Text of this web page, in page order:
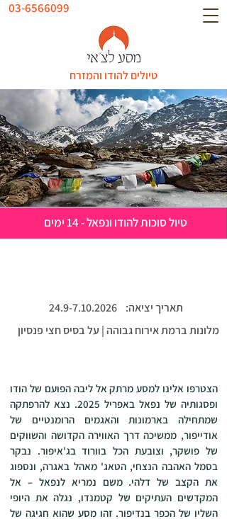
03-6566099
טיולים להודו והמזרח
טיול סוכות להודו ונפאל - 14 ימים
24.9-7.10.2026
תאריך יציאה:
מלונות ברמת אירוח גבוהה | על בסיס חצי פנסיון
הצטרפו אלינו למסע מרתק אל ליבה הפועם של הודו
ופסגותיה של נפאל באפריל 2025. נצא להרפתקה
שמתחילה בארמונות והאגמים הרומנטיים של
אודייפור, ממשיכה דרך האווירה הקדושה והשווקים
של פושקר, וצובעת הכל בוורוד בג'איפור. נבקר
בסמל האהבה הנצחי, הטאג' מאהל באגרה, ונספוג
את הקצב של דלהי. משם נמריא לנפאל – אל
המקדשים העתיקים של קטמנדו, נגלה את היופי
השליו של הכפר בנדיפור. זהו מסע שהוא חגיגה של